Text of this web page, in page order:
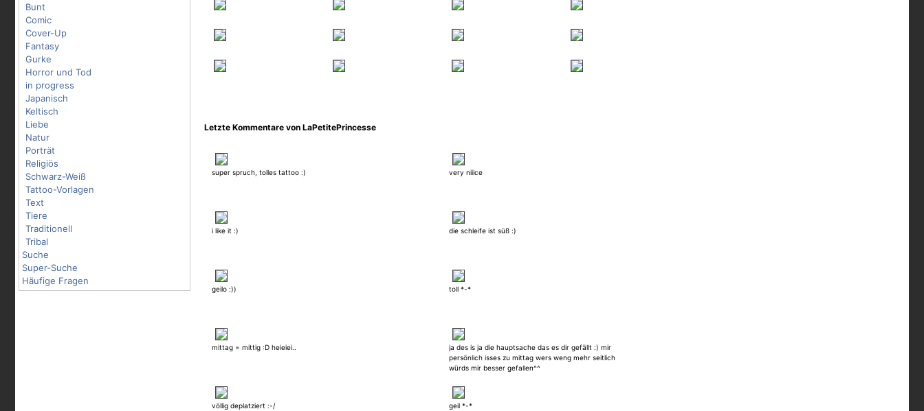
Bunt
Comic
Cover-Up
Fantasy
Gurke
Horror und Tod
in progress
Japanisch
Keltisch
Liebe
Natur
Porträt
Religiös
Schwarz-Weiß
Tattoo-Vorlagen
Text
Tiere
Traditionell
Tribal
Suche
Super-Suche
Häufige Fragen
Letzte Kommentare von LaPetitePrincesse
super spruch, tolles tattoo :) very niiice
i like it :) die schleife ist süß :)
geilo :)) toll *-*
mittag = mittig :D heieiei..
ja des is ja die hauptsache das es dir gefällt :) mir
persönlich isses zu mittag wers weng mehr seitlich
würds mir besser gefallen^^
völlig deplatziert :-/ geil *-*